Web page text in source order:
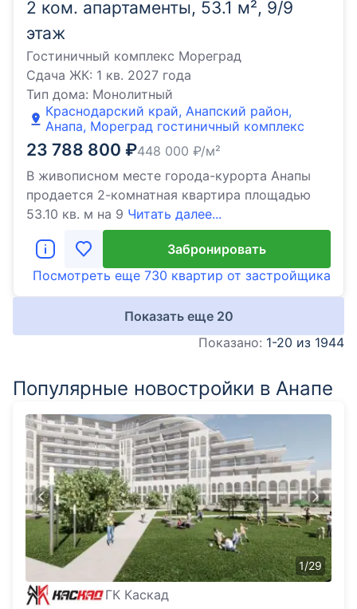
2 ком. апартаменты, 53.1 м², 9/9
этаж
Гостиничный комплекс Мореград
Сдача ЖК: 1 кв. 2027 года
Тип дома: Монолитный
Краснодарский край, Анапский район,
Анапа, Мореград гостиничный комплекс
23 788 800 ₽448 000 ₽/м²
В живописном месте города-курорта Анапы
продается 2-комнатная квартира площадью
53.10 кв. м на 9 Читать далее...
Забронировать
Посмотреть еще 730 квартир от застройщика
Показать еще 20
Показано: 1-20 из 1944
Популярные новостройки в Анапе
1/29
ГК Каскад